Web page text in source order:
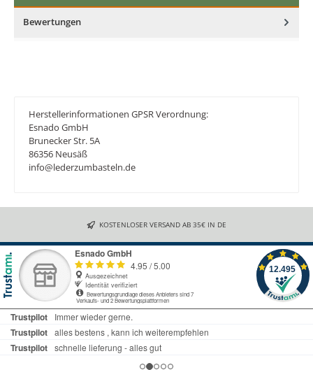
Bewertungen
Herstellerinformationen GPSR Verordnung:
Esnado GmbH
Brunecker Str. 5A
86356 Neusäß
info@lederzumbasteln.de
KOSTENLOSER VERSAND AB 35€ IN DE